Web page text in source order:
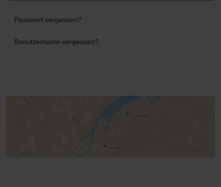
Passwort vergessen?
Benutzername vergessen?